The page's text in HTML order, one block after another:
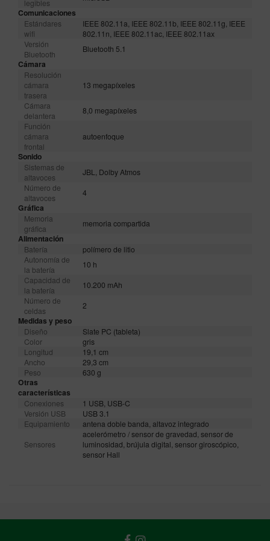
legibles
Comunicaciones
Estándares
wifi
IEEE 802.11a, IEEE 802.11b, IEEE 802.11g, IEEE
802.11n, IEEE 802.11ac, IEEE 802.11ax
Versión
Bluetooth
Bluetooth 5.1
Cámara
Resolución
cámara
trasera
13 megapíxeles
Cámara
delantera
8,0 megapíxeles
Función
cámara
frontal
autoenfoque
Sonido
Sistemas de
altavoces
JBL, Dolby Atmos
Número de
altavoces
4
Gráfica
Memoria
gráfica
memoria compartida
Alimentación
Batería
polímero de litio
Autonomía de
la batería
10 h
Capacidad de
la batería
10.200 mAh
Número de
celdas
2
Medidas y peso
Diseño
Slate PC (tableta)
Color
gris
Longitud
19,1 cm
Ancho
29,3 cm
Peso
630 g
Otras
características
Conexiones
1 USB, USB-C
Versión USB
USB 3.1
Equipamiento
antena doble banda, altavoz integrado
Sensores
acelerómetro / sensor de gravedad, sensor de
luminosidad, brújula digital, sensor giroscópico,
sensor Hall